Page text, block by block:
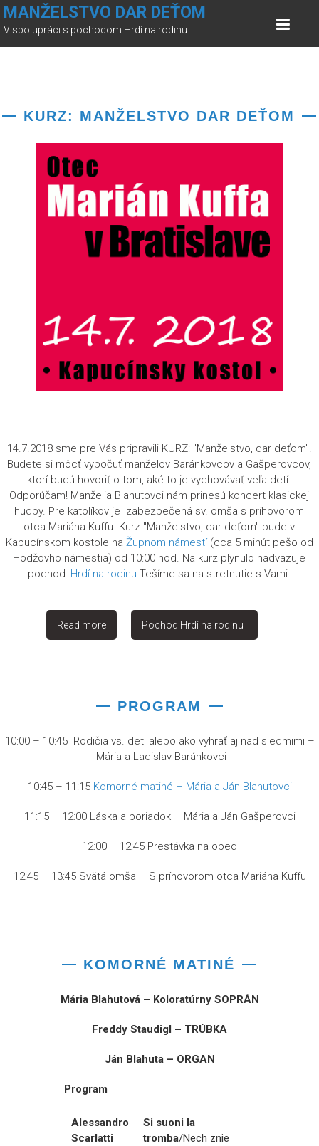
MANŽELSTVO DAR DEŤOM
V spolupráci s pochodom Hrdí na rodinu
KURZ: MANŽELSTVO DAR DEŤOM
14.7.2018 sme pre Vás pripravili KURZ: "Manželstvo, dar deťom".
Budete si môcť vypočuť manželov Baránkovcov a Gašperovcov,
ktorí budú hovoriť o tom, aké to je vychovávať veľa detí.
Odporúčam! Manželia Blahutovci nám prinesú koncert klasickej
hudby. Pre katolíkov je zabezpečená sv. omša s príhovorom
otca Mariána Kuffu. Kurz "Manželstvo, dar deťom" bude v
Kapucínskom kostole na Župnom námestí(cca 5 minút pešo od
Hodžovho námestia) od 10:00 hod. Na kurz plynulo nadväzuje
pochod: Hrdí na rodinu Tešíme sa na stretnutie s Vami.
Read more Pochod Hrdí na rodinu
PROGRAM
10:00 – 10:45 Rodičia vs. deti alebo ako vyhrať aj nad siedmimi –
Mária a Ladislav Baránkovci
10:45 – 11:15 Komorné matiné – Mária a Ján Blahutovci
11:15 – 12:00 Láska a poriadok – Mária a Ján Gašperovci
12:00 – 12:45 Prestávka na obed
12:45 – 13:45 Svätá omša – S príhovorom otca Mariána Kuffu
KOMORNÉ MATINÉ
Mária Blahutová – Koloratúrny SOPRÁN
Freddy Staudigl – TRÚBKA
Ján Blahuta – ORGAN
Program
Alessandro
Scarlatti
Si suoni la
tromba/Nech znie